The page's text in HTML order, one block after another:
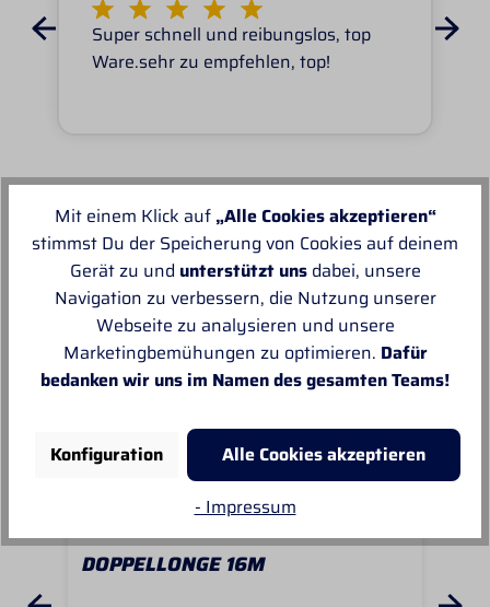
Super schnell und reibungslos, top
Ware.sehr zu empfehlen, top!
Unsere Empfehlungen
DOPPELLONGE 16M
Mit einem Klick auf „Alle Cookies akzeptieren“
stimmst Du der Speicherung von Cookies auf deinem
Gerät zu und unterstützt unsdabei, unsere
Navigation zu verbessern, die Nutzung unserer
Webseite zu analysieren und unsere
Marketingbemühungen zu optimieren. Dafür
bedanken wir uns im Namen des gesamten Teams!
Konfiguration
Alle Cookies akzeptieren
- Impressum